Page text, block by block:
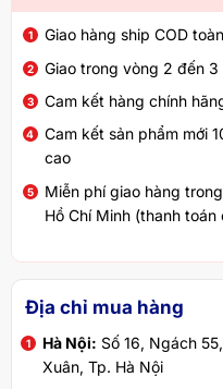
Giao hàng ship COD
Giao trong vòng 2 đến
Cam kết hàng chính
Cam kết sản phẩm mới
cao
Miễn phí giao hàng
Hồ Chí Minh (thanh toán
Địa chỉ mua hàng
Hà Nội: Số 16, Ngách
Xuân, Tp. Hà Nội